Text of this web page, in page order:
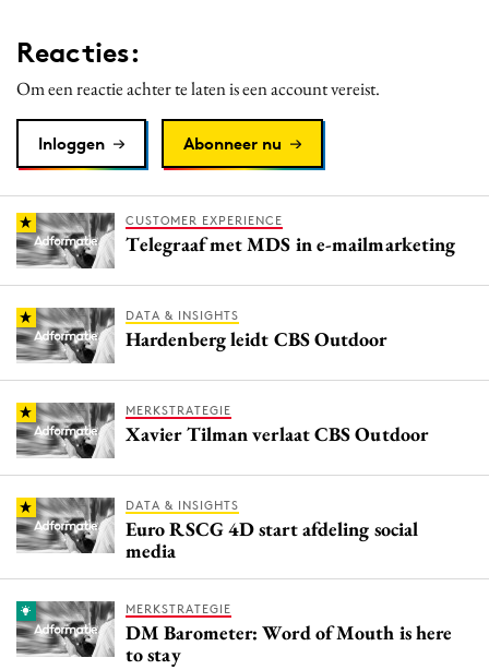
Reacties:
Om een reactie achter te laten is een account vereist.
Inloggen Abonneer nu
CUSTOMER EXPERIENCE
Telegraaf met MDS in e-mailmarketing
DATA & INSIGHTS
Hardenberg leidt CBS Outdoor
MERKSTRATEGIE
Xavier Tilman verlaat CBS Outdoor
DATA & INSIGHTS
Euro RSCG 4D start afdeling social
media
MERKSTRATEGIE
DM Barometer: Word of Mouth is here
to stay